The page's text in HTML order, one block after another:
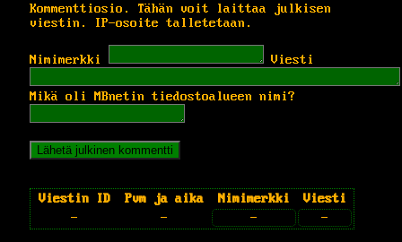
Kommenttiosio. Tähän voit laittaa julkisen
viestin. IP-osoite talletetaan.
Nimimerkki Viesti
Mikä oli MBnetin tiedostoalueen nimi?
Viestin ID Pvm ja aika Nimimerkki
Viesti
-
- - -